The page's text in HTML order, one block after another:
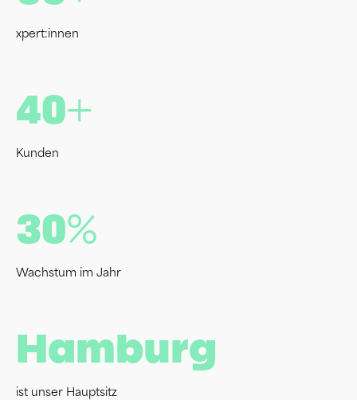
xpert:innen
40+
Kunden
30%
Wachstum im Jahr
Hamburg
ist unser Hauptsitz